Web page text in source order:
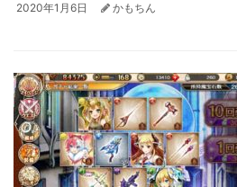
2020年1月6日 かもちん